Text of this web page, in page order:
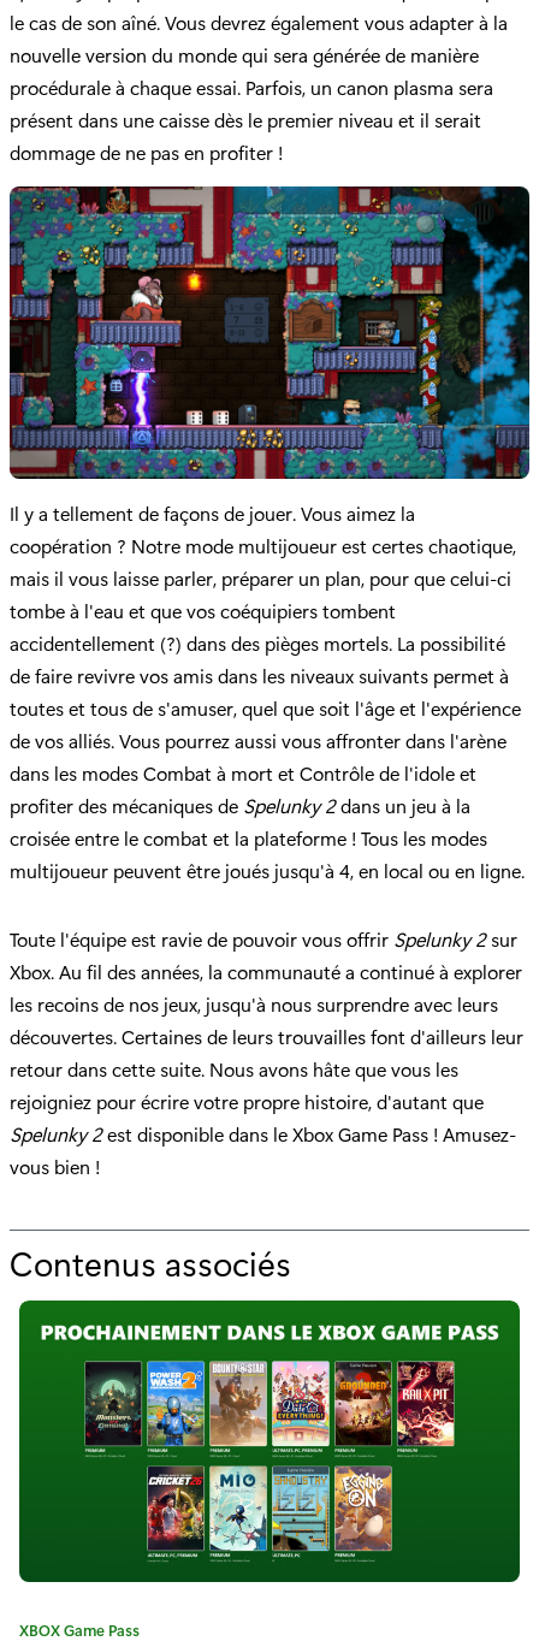
le cas de son aîné. Vous devrez également vous adapter à la
nouvelle version du monde qui sera générée de manière
procédurale à chaque essai. Parfois, un canon plasma sera
présent dans une caisse dès le premier niveau et il serait
dommage de ne pas en profiter !
Il y a tellement de façons de jouer. Vous aimez la
coopération ? Notre mode multijoueur est certes chaotique,
mais il vous laisse parler, préparer un plan, pour que celui-ci
tombe à l'eau et que vos coéquipiers tombent
accidentellement (?) dans des pièges mortels. La possibilité
de faire revivre vos amis dans les niveaux suivants permet à
toutes et tous de s'amuser, quel que soit l'âge et l'expérience
de vos alliés. Vous pourrez aussi vous affronter dans l'arène
dans les modes Combat à mort et Contrôle de l'idole et
profiter des mécaniques de Spelunky 2dans un jeu à la
croisée entre le combat et la plateforme ! Tous les modes
multijoueur peuvent être joués jusqu'à 4, en local ou en ligne.
Toute l'équipe est ravie de pouvoir vous offrir Spelunky 2sur
Xbox. Au fil des années, la communauté a continué à explorer
les recoins de nos jeux, jusqu'à nous surprendre avec leurs
découvertes. Certaines de leurs trouvailles font d'ailleurs leur
retour dans cette suite. Nous avons hâte que vous les
rejoigniez pour écrire votre propre histoire, d'autant que
Spelunky 2est disponible dans le Xbox Game Pass ! Amusez-
vous bien !
Contenus associés
o
u
r
"
S
p
e
C
XBOX Game Pass